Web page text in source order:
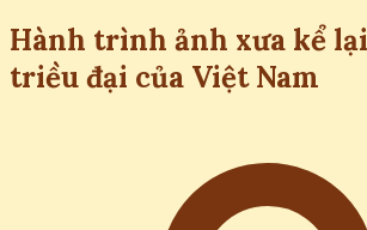
Hành trình ảnh xưa kể
triều đại của Việt Nam